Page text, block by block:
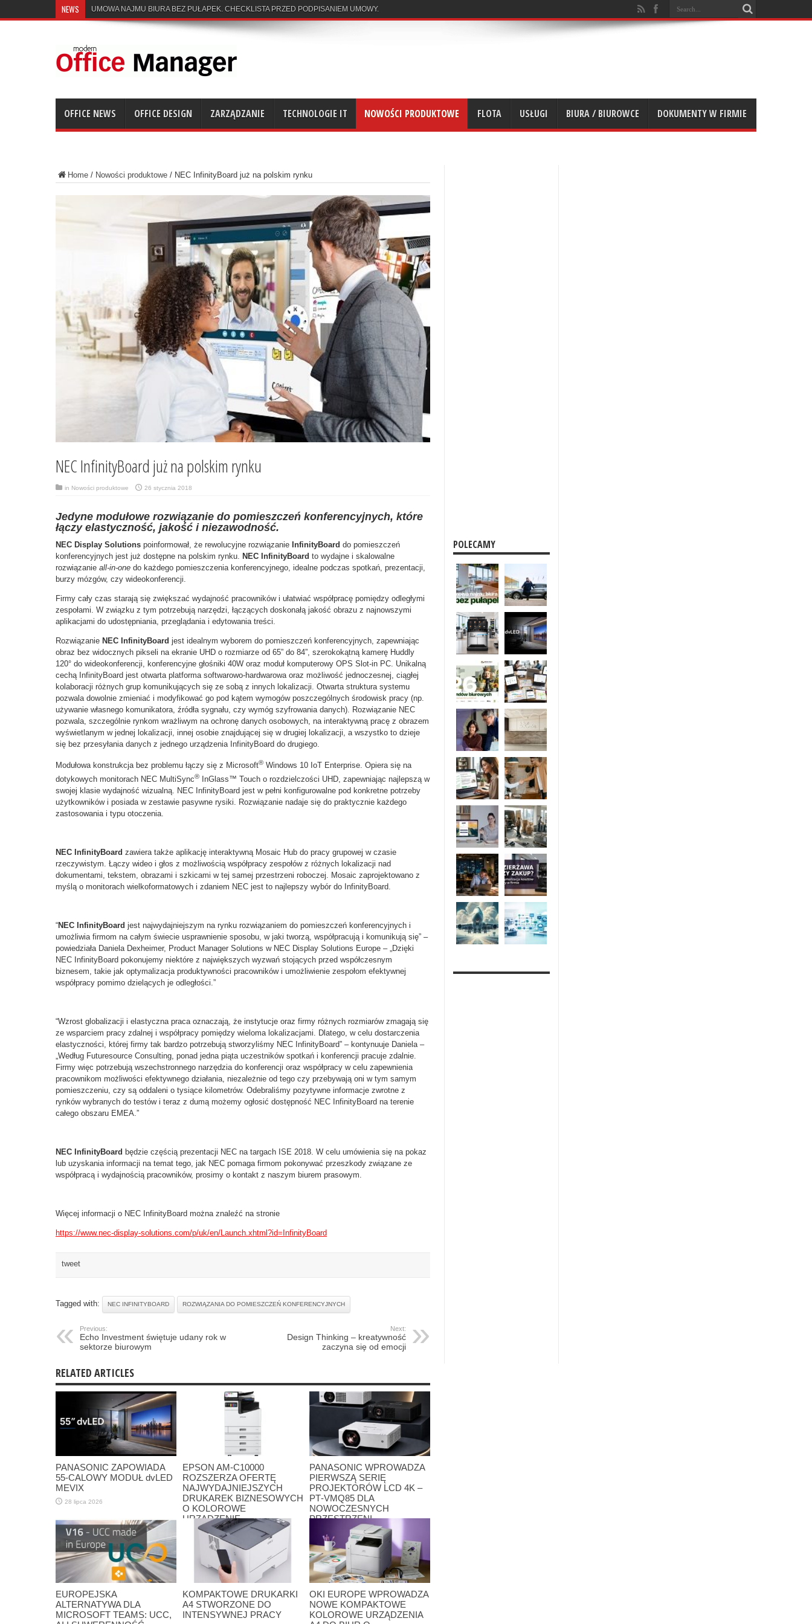
NEWS UMOWA NAJMU BIURA BEZ PUŁAPEK. CHECKLISTA PRZED PODPISANIEM UMOWY.
OFFICE NEWS OFFICE DESIGN ZARZĄDZANIE TECHNOLOGIE IT NOWOŚCI PRODUKTOWE FLOTA USŁUGI BIURA / BIUROWCE DOKUMENTY W FIRMIE
Home / Nowości produktowe / NEC InfinityBoard już na polskim rynku
NEC InfinityBoard już na polskim rynku
in Nowości produktowe 26 stycznia 2018
Jedyne modułowe rozwiązanie do pomieszczeń konferencyjnych, które
łączy elastyczność, jakość i niezawodność.
NEC Display Solutions poinformował, że rewolucyjne rozwiązanie InfinityBoard do pomieszczeń
konferencyjnych jest już dostępne na polskim rynku. NEC InfinityBoard to wydajne i skalowalne
rozwiązanie all-in-one do każdego pomieszczenia konferencyjnego, idealne podczas spotkań, prezentacji,
burzy mózgów, czy wideokonferencji.
Firmy cały czas starają się zwiększać wydajność pracowników i ułatwiać współpracę pomiędzy odległymi
zespołami. W związku z tym potrzebują narzędzi, łączących doskonałą jakość obrazu z najnowszymi
aplikacjami do udostępniania, przeglądania i edytowania treści.
Rozwiązanie NEC InfinityBoard jest idealnym wyborem do pomieszczeń konferencyjnych, zapewniając
obraz bez widocznych pikseli na ekranie UHD o rozmiarze od 65” do 84”, szerokokątną kamerę Huddly
120° do wideokonferencji, konferencyjne głośniki 40W oraz moduł komputerowy OPS Slot-in PC. Unikalną
cechą InfinityBoard jest otwarta platforma softwarowo-hardwarowa oraz możliwość jednoczesnej, ciągłej
kolaboracji różnych grup komunikujących się ze sobą z innych lokalizacji. Otwarta struktura systemu
pozwala dowolnie zmieniać i modyfikować go pod kątem wymogów poszczególnych środowisk pracy (np.
używanie własnego komunikatora, źródła sygnału, czy wymóg szyfrowania danych). Rozwiązanie NEC
pozwala, szczególnie rynkom wrażliwym na ochronę danych osobowych, na interaktywną pracę z obrazem
wyświetlanym w jednej lokalizacji, innej osobie znajdującej się w drugiej lokalizacji, a wszystko to dzieje
się bez przesyłania danych z jednego urządzenia InfinityBoard do drugiego.
Modułowa konstrukcja bez problemu łączy się z Microsoft® Windows 10 IoT Enterprise. Opiera się na
dotykowych monitorach NEC MultiSync®
InGlass™ Touch o rozdzielczości UHD, zapewniając najlepszą w
swojej klasie wydajność wizualną. NEC InfinityBoard jest w pełni konfigurowalne pod konkretne potrzeby
użytkowników i posiada w zestawie pasywne rysiki. Rozwiązanie nadaje się do praktycznie każdego
zastosowania i typu otoczenia.
NEC InfinityBoard zawiera także aplikację interaktywną Mosaic Hub do pracy grupowej w czasie
rzeczywistym. Łączy wideo i głos z możliwością współpracy zespołów z różnych lokalizacji nad
dokumentami, tekstem, obrazami i szkicami w tej samej przestrzeni roboczej. Mosaic zaprojektowano z
myślą o monitorach wielkoformatowych i zdaniem NEC jest to najlepszy wybór do InfinityBoard.
“NEC InfinityBoard jest najwydajniejszym na rynku rozwiązaniem do pomieszczeń konferencyjnych i
umożliwia firmom na całym świecie usprawnienie sposobu, w jaki tworzą, współpracują i komunikują się” –
powiedziała Daniela Dexheimer, Product Manager Solutions w NEC Display Solutions Europe – „Dzięki
NEC InfinityBoard pokonujemy niektóre z największych wyzwań stojących przed współczesnym
biznesem, takie jak optymalizacja produktywności pracowników i umożliwienie zespołom efektywnej
współpracy pomimo dzielących je odległości.”
“Wzrost globalizacji i elastyczna praca oznaczają, że instytucje oraz firmy różnych rozmiarów zmagają się
ze wsparciem pracy zdalnej i współpracy pomiędzy wieloma lokalizacjami. Dlatego, w celu dostarczenia
elastyczności, której firmy tak bardzo potrzebują stworzyliśmy NEC InfinityBoard” – kontynuuje Daniela –
„Według Futuresource Consulting, ponad jedna piąta uczestników spotkań i konferencji pracuje zdalnie.
Firmy więc potrzebują wszechstronnego narzędzia do konferencji oraz współpracy w celu zapewnienia
pracownikom możliwości efektywnego działania, niezależnie od tego czy przebywają oni w tym samym
pomieszczeniu, czy są oddaleni o tysiące kilometrów. Odebraliśmy pozytywne informacje zwrotne z
rynków wybranych do testów i teraz z dumą możemy ogłosić dostępność NEC InfinityBoard na terenie
całego obszaru EMEA.”
NEC InfinityBoard będzie częścią prezentacji NEC na targach ISE 2018. W celu umówienia się na pokaz
lub uzyskania informacji na temat tego, jak NEC pomaga firmom pokonywać przeszkody związane ze
współpracą i wydajnością pracowników, prosimy o kontakt z naszym biurem prasowym.
Więcej informacji o NEC InfinityBoard można znaleźć na stronie
https://www.nec-display-solutions.com/p/uk/en/Launch.xhtml?id=InfinityBoard
tweet
Tagged with: NEC INFINITYBOARD ROZWIĄZANIA DO POMIESZCZEŃ KONFERENCYJNYCH
Previous:
Echo Investment świętuje udany rok w
sektorze biurowym
Next:
Design Thinking – kreatywność
zaczyna się od emocji
RELATED ARTICLES
PANASONIC ZAPOWIADA
55-CALOWY MODUŁ dvLED
MEVIX
28 lipca 2026
EPSON AM-C10000
ROZSZERZA OFERTĘ
NAJWYDAJNIEJSZYCH
DRUKAREK BIZNESOWYCH
O KOLOROWE
URZĄDZENIE
ATRAMENTOWE A3
22 maja 2026
PANASONIC WPROWADZA
PIERWSZĄ SERIĘ
PROJEKTORÓW LCD 4K –
PT‑VMQ85 DLA
NOWOCZESNYCH
PRZESTRZENI
BIZNESOWYCH
12 maja 2026
EUROPEJSKA
ALTERNATYWA DLA
MICROSOFT TEAMS: UCC,
KOMPAKTOWE DRUKARKI
A4 STWORZONE DO
INTENSYWNEJ PRACY
OKI EUROPE WPROWADZA
NOWE KOMPAKTOWE
KOLOROWE URZĄDZENIA
POLECAMY